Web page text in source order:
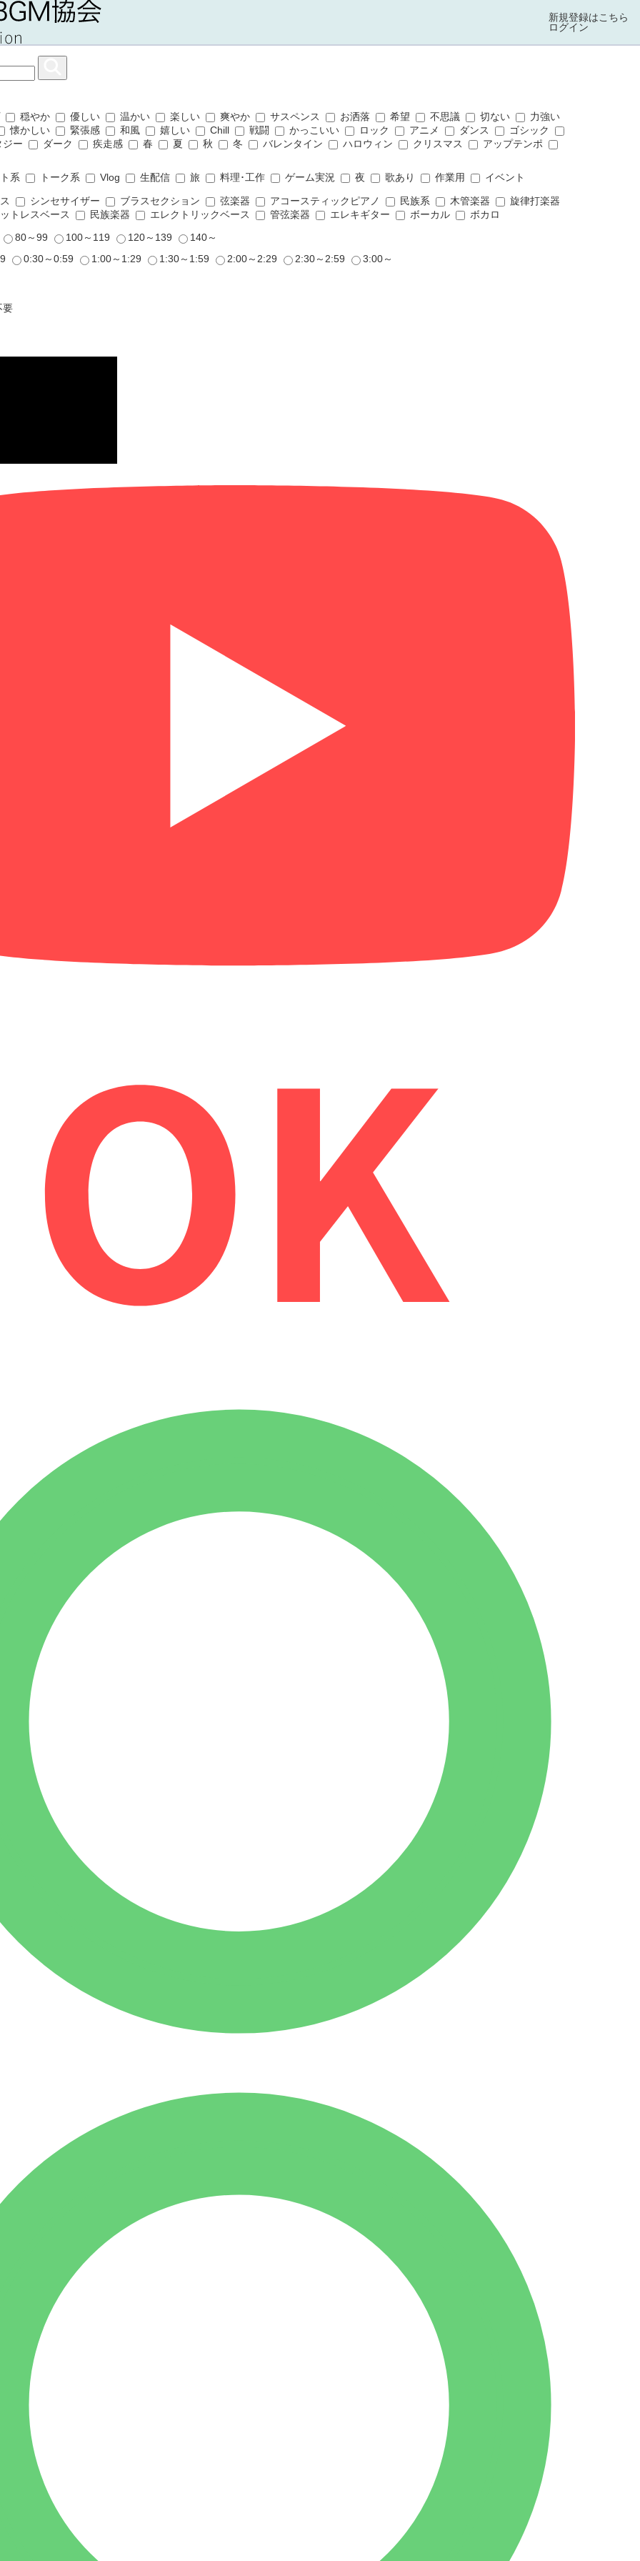
新規登録はこちら
ログイン
穏やか 優しい 温かい 楽しい 爽やか サスペンス お洒落 希望 不思議 切ない
力強い
懐かしい
緊張感 和風 嬉しい Chill 戦闘 かっこいい ロック アニメ ダンス
ゴシック
ー
ダーク 疾走感 春 夏 秋 冬 バレンタイン ハロウィン クリスマス アップテンポ
系 トーク系 Vlog 生配信 旅 料理･工作 ゲーム実況 夜 歌あり 作業用 イベント
シンセサイザー ブラスセクション 弦楽器 アコースティックピアノ 民族系 木管楽器
旋律打楽器
トレスベース
民族楽器 エレクトリックベース 管弦楽器 エレキギター ボーカル
ボカロ
80～99 100～119 120～139
140～
0:30～0:59 1:00～1:29 1:30～1:59 2:00～2:29 2:30～2:59 3:00～
要